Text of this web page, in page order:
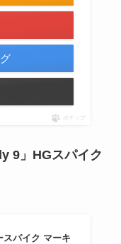
ポチップ
9」HGスパイク
スパイク マーキ